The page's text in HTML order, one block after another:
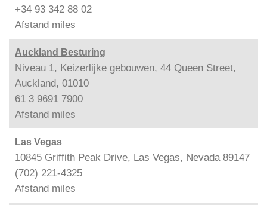
+34 93 342 88 02
Afstand miles
Auckland Besturing
Niveau 1, Keizerlijke gebouwen, 44 Queen Street,
Auckland, 01010
61 3 9691 7900
Afstand miles
Las Vegas
10845 Griffith Peak Drive, Las Vegas, Nevada 89147
(702) 221-4325
Afstand miles